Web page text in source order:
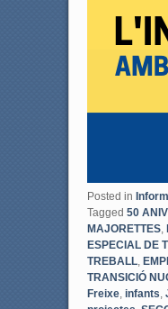
Posted in
Tagged 50
MAJORETTES,
ESPECIAL DE
TREBALL,
TRANSICIÓ
Freixe, infants